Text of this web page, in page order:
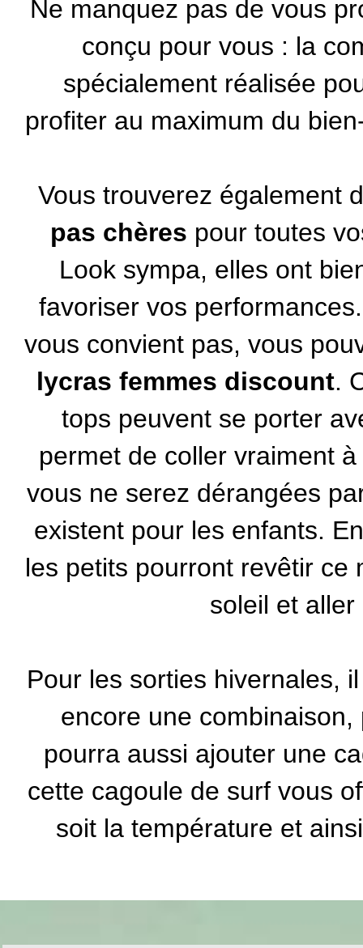
Ne manquez pas de vous
conçu pour vous : la
spécialement réalisée
profiter au maximum du
Vous trouverez également
pas chères pour toutes
Look sympa, elles ont
favoriser vos
vous convient pas, vous
lycras femmes discount.
tops peuvent se porter
permet de coller vraiment
vous ne serez dérangées
existent pour les enfants.
les petits pourront revêtir ce
soleil et aller
Pour les sorties hivernales,
encore une combinaison,
pourra aussi ajouter une
cette cagoule de surf vous
soit la température et